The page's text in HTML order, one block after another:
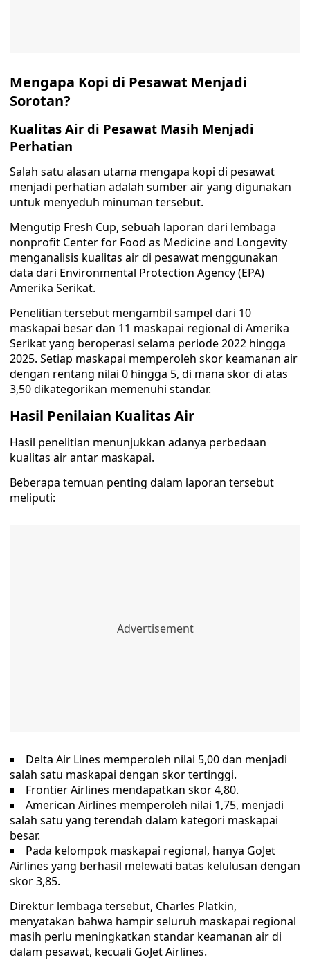
Mengapa Kopi di Pesawat Menjadi
Sorotan?
Kualitas Air di Pesawat Masih Menjadi
Perhatian
Salah satu alasan utama mengapa kopi di pesawat
menjadi perhatian adalah sumber air yang digunakan
untuk menyeduh minuman tersebut.
Mengutip Fresh Cup, sebuah laporan dari lembaga
nonprofit Center for Food as Medicine and Longevity
menganalisis kualitas air di pesawat menggunakan
data dari Environmental Protection Agency (EPA)
Amerika Serikat.
Penelitian tersebut mengambil sampel dari 10
maskapai besar dan 11 maskapai regional di Amerika
Serikat yang beroperasi selama periode 2022 hingga
2025. Setiap maskapai memperoleh skor keamanan air
dengan rentang nilai 0 hingga 5, di mana skor di atas
3,50 dikategorikan memenuhi standar.
Hasil Penilaian Kualitas Air
Hasil penelitian menunjukkan adanya perbedaan
kualitas air antar maskapai.
Beberapa temuan penting dalam laporan tersebut
meliputi:
Delta Air Lines memperoleh nilai 5,00 dan menjadi
salah satu maskapai dengan skor tertinggi.
Frontier Airlines mendapatkan skor 4,80.
American Airlines memperoleh nilai 1,75, menjadi
salah satu yang terendah dalam kategori maskapai
besar.
Pada kelompok maskapai regional, hanya GoJet
Airlines yang berhasil melewati batas kelulusan dengan
skor 3,85.
Direktur lembaga tersebut, Charles Platkin,
menyatakan bahwa hampir seluruh maskapai regional
masih perlu meningkatkan standar keamanan air di
dalam pesawat, kecuali GoJet Airlines.